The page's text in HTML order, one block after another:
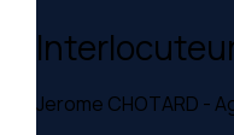
Jerome CHOTARD -